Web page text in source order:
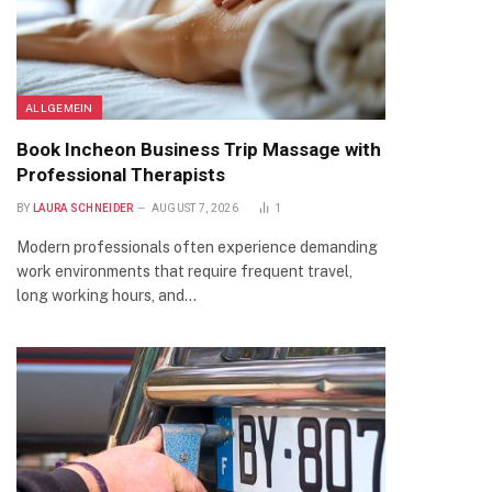
ALLGEMEIN
Book Incheon Business Trip Massage with
Professional Therapists
BY LAURA SCHNEIDER AUGUST 7, 2026 1
Modern professionals often experience demanding
work environments that require frequent travel,
long working hours, and…